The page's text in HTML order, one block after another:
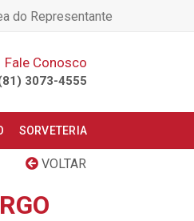
do Representante
Fale Conosco
3073-4555
SORVETERIA
VOLTAR